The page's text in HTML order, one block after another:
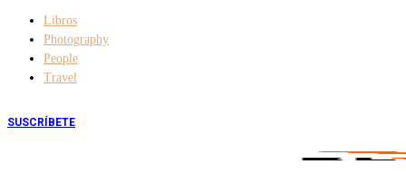
Libros
Photography
People
Travel
SUSCRÍBETE